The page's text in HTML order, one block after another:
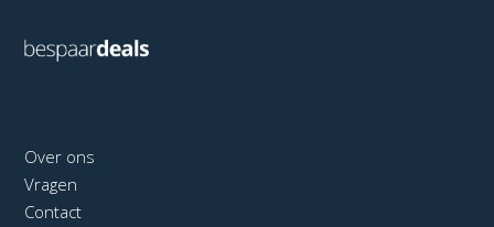
Over ons
Vragen
Contact